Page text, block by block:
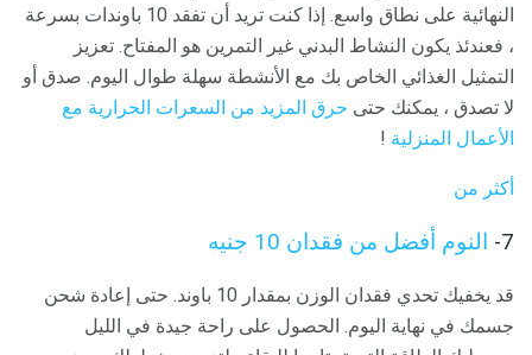
النهائية على نطاق واسع. إذا كنت تريد أن تفقد 10 باوندات بسرعة
، فعندئذ يكون النشاط البدني غير التمرين هو المفتاح. تعزيز
التمثيل الغذائي الخاص بك مع الأنشطة سهلة طوال اليوم. صدق أو
لا تصدق ، يمكنك حتى حرق المزيد من السعرات الحرارية مع
الأعمال المنزلية !
أكثر من
7- النوم أفضل من فقدان 10 جنيه
قد يخفيك تحدي فقدان الوزن بمقدار 10 باوند. حتى إعادة شحن
جسمك في نهاية اليوم. الحصول على راحة جيدة في الليل